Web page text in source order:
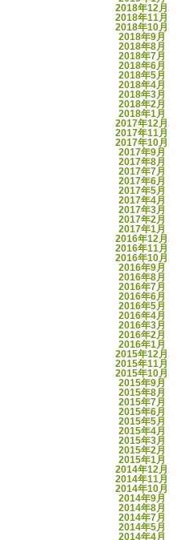
2018年12月
2018年11月
2018年10月
2018年9月
2018年8月
2018年7月
2018年6月
2018年5月
2018年4月
2018年3月
2018年2月
2018年1月
2017年12月
2017年11月
2017年10月
2017年9月
2017年8月
2017年7月
2017年6月
2017年5月
2017年4月
2017年3月
2017年2月
2017年1月
2016年12月
2016年11月
2016年10月
2016年9月
2016年8月
2016年7月
2016年6月
2016年5月
2016年4月
2016年3月
2016年2月
2016年1月
2015年12月
2015年11月
2015年10月
2015年9月
2015年8月
2015年7月
2015年6月
2015年5月
2015年4月
2015年3月
2015年2月
2015年1月
2014年12月
2014年11月
2014年10月
2014年9月
2014年8月
2014年7月
2014年5月
2014年4月